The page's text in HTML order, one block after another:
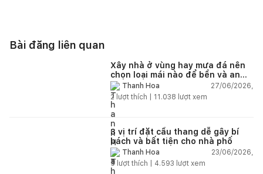
Bài đăng liên quan
Xây nhà ở vùng hay mưa đá nên
chọn loại mái nào để bền và an
toàn?Thanh Hoa
27/06/2026,
2 lượt thích | 11.038 lượt xem
3 vị trí đặt cầu thang dễ gây bí
bách và bất tiện cho nhà phố
Thanh Hoa
23/06/2026,
5 lượt thích | 4.593 lượt xem